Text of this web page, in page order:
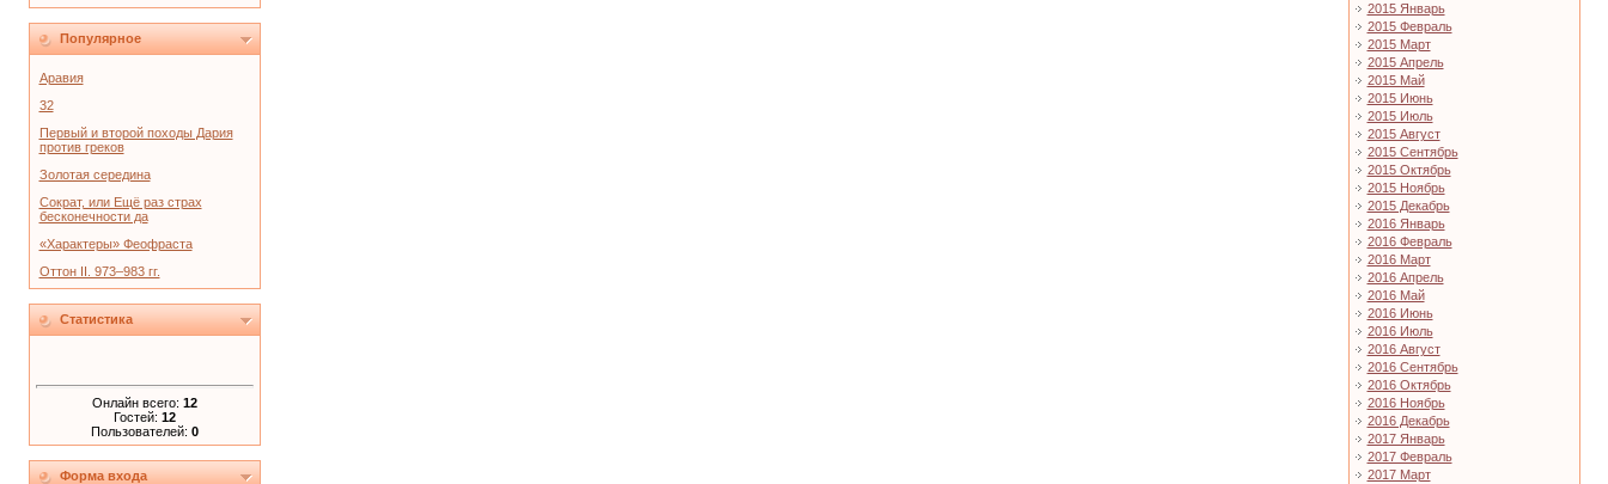
Популярное
Аравия
32
Первый и второй походы Дария
против греков
Золотая середина
Сократ, или Ещё раз страх
бесконечности да
«Характеры» Феофраста
Оттон II. 973–983 гг.
Статистика
Онлайн всего: 12
Гостей: 12
Пользователей: 0
Форма входа
2015 Январь
2015 Февраль
2015 Март
2015 Апрель
2015 Май
2015 Июнь
2015 Июль
2015 Август
2015 Сентябрь
2015 Октябрь
2015 Ноябрь
2015 Декабрь
2016 Январь
2016 Февраль
2016 Март
2016 Апрель
2016 Май
2016 Июнь
2016 Июль
2016 Август
2016 Сентябрь
2016 Октябрь
2016 Ноябрь
2016 Декабрь
2017 Январь
2017 Февраль
2017 Март